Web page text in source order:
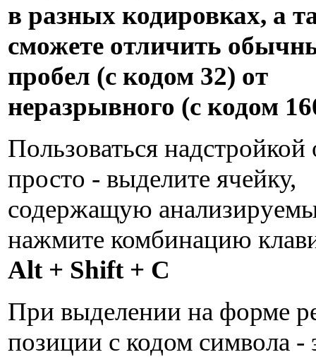
в разных кодировках, а
сможете отличить
пробел (с кодом 32) от
неразрывного (с кодом
Пользоваться надстройкой
просто - выделите ячейку,
содержащую
нажмите комбинацию
Alt + Shift + C
При выделении на форме
позиции с кодом символа -